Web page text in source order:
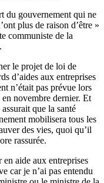
du gouvernement qui ne
plus de raison d’être »
communiste de la
le projet de loi de
d’aides aux entreprises
n’était pas prévue lors
novembre dernier. Et
que la santé
mobilisera tous les
des vies, quoi qu’il
rassurée.
aide aux entreprises
car je n’ai pas entendu